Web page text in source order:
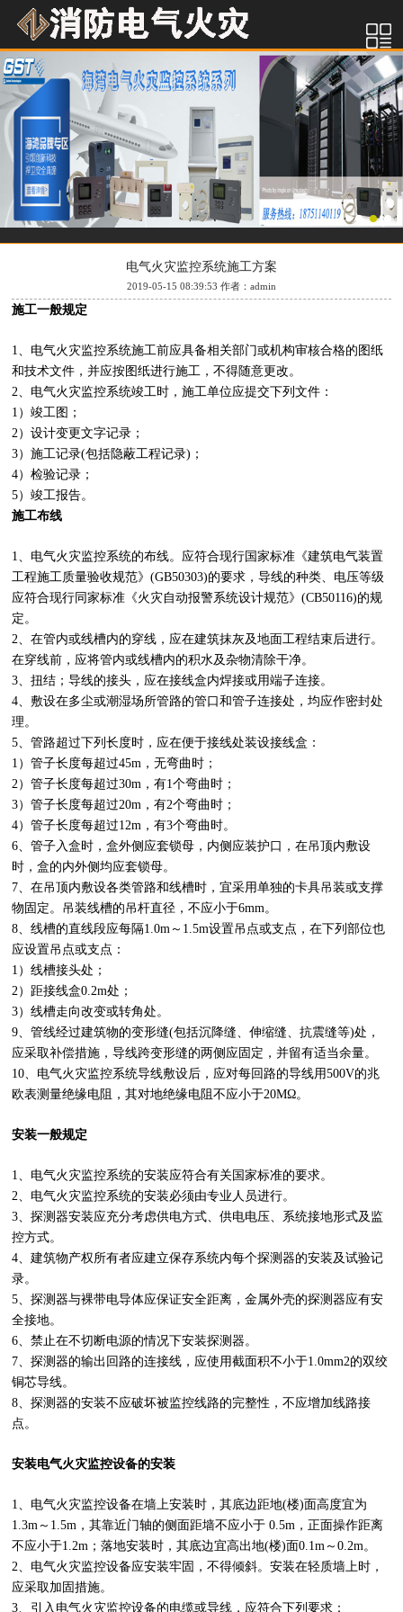
电气火灾监控系统施工方案
2019-05-15 08:39:53 作者：admin
施工一般规定
1、电气火灾监控系统施工前应具备相关部门或机构审核合格的图纸
和技术文件，并应按图纸进行施工，不得随意更改。
2、电气火灾监控系统竣工时，施工单位应提交下列文件：
1）竣工图；
2）设计变更文字记录；
3）施工记录(包括隐蔽工程记录)；
4）检验记录；
5）竣工报告。
施工布线
1、电气火灾监控系统的布线。应符合现行国家标准《建筑电气装置
工程施工质量验收规范》(GB50303)的要求，导线的种类、电压等级
应符合现行同家标准《火灾自动报警系统设计规范》(CB50116)的规
定。
2、在管内或线槽内的穿线，应在建筑抹灰及地面工程结束后进行。
在穿线前，应将管内或线槽内的积水及杂物清除干净。
3、扭结；导线的接头，应在接线盒内焊接或用端子连接。
4、敷设在多尘或潮湿场所管路的管口和管子连接处，均应作密封处
理。
5、管路超过下列长度时，应在便于接线处装设接线盒：
1）管子长度每超过45m，无弯曲时；
2）管子长度每超过30m，有1个弯曲时；
3）管子长度每超过20m，有2个弯曲时；
4）管子长度每超过12m，有3个弯曲时。
6、管子入盒时，盒外侧应套锁母，内侧应装护口，在吊顶内敷设
时，盒的内外侧均应套锁母。
7、在吊顶内敷设各类管路和线槽时，宜采用单独的卡具吊装或支撑
物固定。吊装线槽的吊杆直径，不应小于6mm。
8、线槽的直线段应每隔1.0m～1.5m设置吊点或支点，在下列部位也
应设置吊点或支点：
1）线槽接头处；
2）距接线盒0.2m处；
3）线槽走向改变或转角处。
9、管线经过建筑物的变形缝(包括沉降缝、伸缩缝、抗震缝等)处，
应采取补偿措施，导线跨变形缝的两侧应固定，并留有适当余量。
10、电气火灾监控系统导线敷设后，应对每回路的导线用500V的兆
欧表测量绝缘电阻，其对地绝缘电阻不应小于20MΩ。
安装一般规定
1、电气火灾监控系统的安装应符合有关国家标准的要求。
2、电气火灾监控系统的安装必须由专业人员进行。
3、探测器安装应充分考虑供电方式、供电电压、系统接地形式及监
控方式。
4、建筑物产权所有者应建立保存系统内每个探测器的安装及试验记
录。
5、探测器与裸带电导体应保证安全距离，金属外壳的探测器应有安
全接地。
6、禁止在不切断电源的情况下安装探测器。
7、探测器的输出回路的连接线，应使用截面积不小于1.0mm2的双绞
铜芯导线。
8、探测器的安装不应破坏被监控线路的完整性，不应增加线路接
点。
安装电气火灾监控设备的安装
1、电气火灾监控设备在墙上安装时，其底边距地(楼)面高度宜为
1.3m～1.5m，其靠近门轴的侧面距墙不应小于 0.5m，正面操作距离
不应小于1.2m；落地安装时，其底边宜高出地(楼)面0.1m～0.2m。
2、电气火灾监控设备应安装牢固，不得倾斜。安装在轻质墙上时，
应采取加固措施。
3、引入电气火灾监控设备的电缆或导线，应符合下列要求：